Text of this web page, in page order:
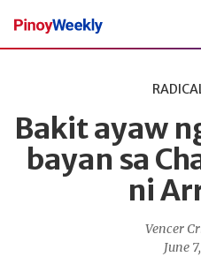
Pinoy
Weekly
Bakit ayaw
bayan sa
ni
Vencer
June